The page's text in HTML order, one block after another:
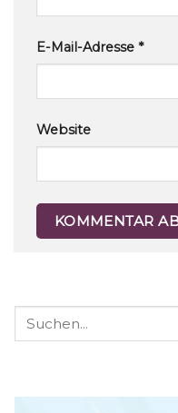
E-Mail-Adresse *
Website